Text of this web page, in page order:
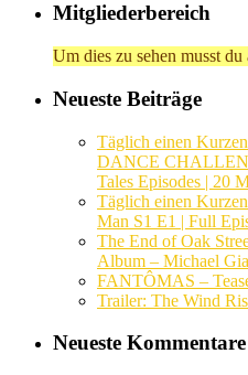
Mitgliederbereich
Um dies zu sehen musst du
Neueste Beiträge
Täglich einen
DANCE
Tales Episodes | 20
Täglich einen
Man S1 E1 | Full
The End of Oak
Album – Michael
FANTÔMAS –
Trailer: The Wind
Neueste Kommentare